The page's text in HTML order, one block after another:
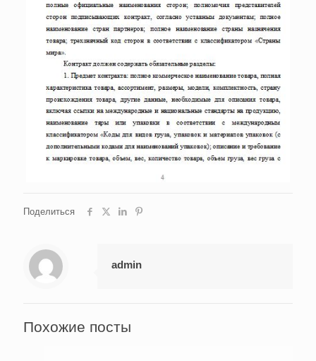
Поделиться
admin
Похожие посты